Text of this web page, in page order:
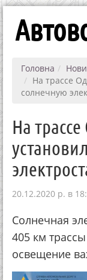
Головна
На трассе
солнечную
На
20.12.2020 р. в
Солнечная
405 км
освещение